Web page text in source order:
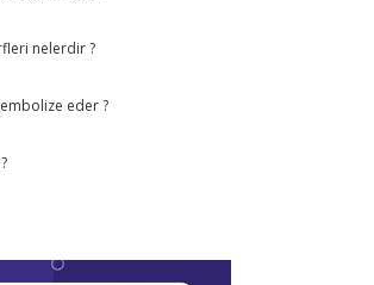
nelerdir ?
eder ?